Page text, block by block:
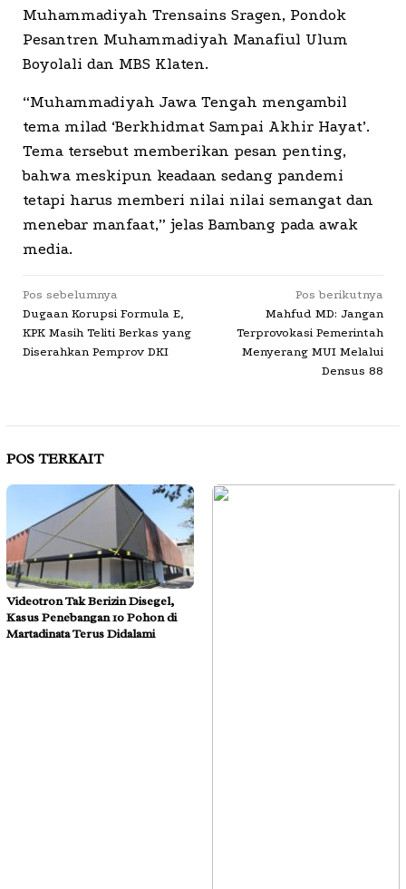
Muhammadiyah Trensains Sragen, Pondok
Pesantren Muhammadiyah Manafiul Ulum
Boyolali dan MBS Klaten.
“Muhammadiyah Jawa Tengah mengambil
tema milad ‘Berkhidmat Sampai Akhir Hayat’.
Tema tersebut memberikan pesan penting,
bahwa meskipun keadaan sedang pandemi
tetapi harus memberi nilai nilai semangat dan
menebar manfaat,” jelas Bambang pada awak
media.
Navigasi
pos
Pos sebelumnya
Dugaan Korupsi Formula E,
KPK Masih Teliti Berkas yang
Diserahkan Pemprov DKI
Pos berikutnya
Mahfud MD: Jangan
Terprovokasi Pemerintah
Menyerang MUI Melalui
Densus 88
POS TERKAIT
Videotron Tak Berizin Disegel,
Kasus Penebangan 10 Pohon di
Martadinata Terus Didalami